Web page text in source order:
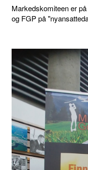
Markedskomiteen er
og FGP på